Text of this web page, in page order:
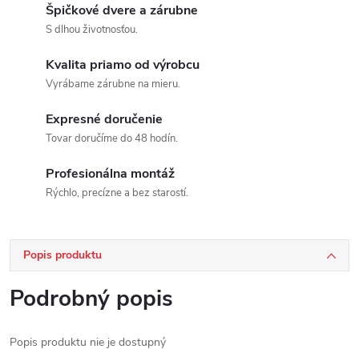
Špičkové dvere a zárubne
S dlhou životnosťou.
Kvalita priamo od výrobcu
Vyrábame zárubne na mieru.
Expresné doručenie
Tovar doručíme do 48 hodín.
Profesionálna montáž
Rýchlo, precízne a bez starostí.
Popis produktu
Podrobný popis
Popis produktu nie je dostupný